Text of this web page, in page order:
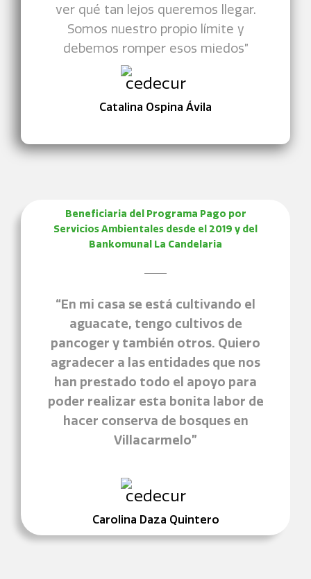
ver qué tan lejos queremos llegar.
Somos nuestro propio límite y
debemos romper esos miedos”
Catalina Ospina Ávila
Beneficiaria del Programa Pago por
Servicios Ambientales desde el 2019 y del
Bankomunal La Candelaria
“En mi casa se está cultivando el
aguacate, tengo cultivos de
pancoger y también otros. Quiero
agradecer a las entidades que nos
han prestado todo el apoyo para
poder realizar esta bonita labor de
hacer conserva de bosques en
Villacarmelo”
Carolina Daza Quintero